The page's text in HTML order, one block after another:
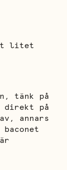
litet
tänk på
direkt på
annars